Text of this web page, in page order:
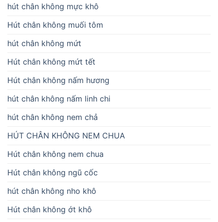
hút chân không mực khô
Hút chân không muối tôm
hút chân không mứt
Hút chân không mứt tết
Hút chân không nấm hương
hút chân không nấm linh chi
hút chân không nem chả
HÚT CHÂN KHÔNG NEM CHUA
Hút chân không nem chua
Hút chân không ngũ cốc
hút chân không nho khô
Hút chân không ớt khô